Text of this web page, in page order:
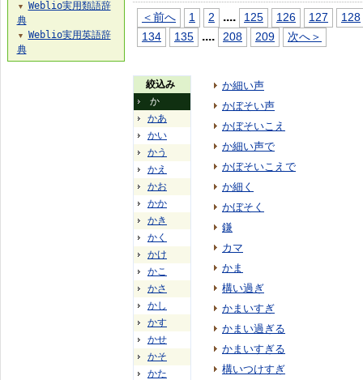
＜前へ 1 2 .... 125 126 127
128
134
135 .... 208 209 次へ＞
絞込み
か
かあ
かい
かう
かえ
かお
かか
かき
かく
かけ
かこ
かさ
かし
かす
かせ
かそ
かた
か細い声
かぼそい声
かぼそいこえ
か細い声で
かぼそいこえで
か細く
かぼそく
鎌
カマ
かま
構い過ぎ
かまいすぎ
かまい過ぎる
かまいすぎる
構いつけすぎ
▼
Weblio実用類語辞
典
▼
Weblio実用英語辞
典